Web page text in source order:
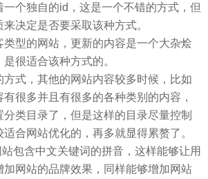
个独自的id，这是一个不错的方式，但
决定是否要采取该种方式。
型的网站，更新的内容是一个大杂烩
很适合该种方式的。
式，其他的网站内容较多时候，比如
很多并且有很多的各种类别的内容，
类目录了，但是这样的目录尽量控制
合网站优化的，再多就显得累赘了。
包含中文关键词的拼音，这样能够让用
加网站的品牌效果，同样能够增加网站